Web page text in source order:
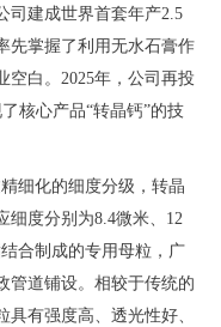
司建成世界首套年产2.5
先掌握了利用无水石膏作
空白。2025年，公司再投
核心产品“转晶钙”的技
细化的细度分级，转晶
度分别为8.4微米、12
合制成的专用母粒，广
管道铺设。相较于传统的
有强度高、透光性好、